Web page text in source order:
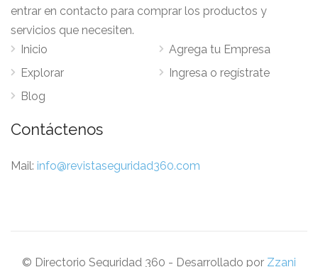
entrar en contacto para comprar los productos y
servicios que necesiten.
Inicio
Explorar
Blog
Agrega tu Empresa
Ingresa o regístrate
Contáctenos
Mail: info@revistaseguridad360.com
© Directorio Seguridad 360 - Desarrollado por Zzani